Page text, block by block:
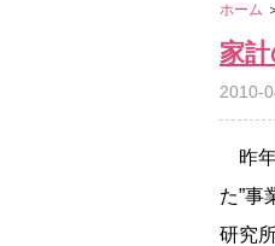
ホーム
家
2010-
昨年
た”事
研究